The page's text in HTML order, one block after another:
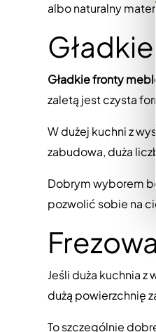
albo naturalny
Gładkie fronty
zaletą jest czysta
W dużej kuchni z
zabudowa, duża
Dobrym wyborem
pozwolić sobie na
Jeśli duża kuchnia
dużą powierzchnię
To szczególnie